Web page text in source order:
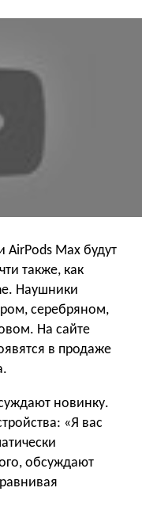
Max будут
также, как
Наушники
серебряном,
На сайте
в продаже
новинку.
«Я вас
обсуждают